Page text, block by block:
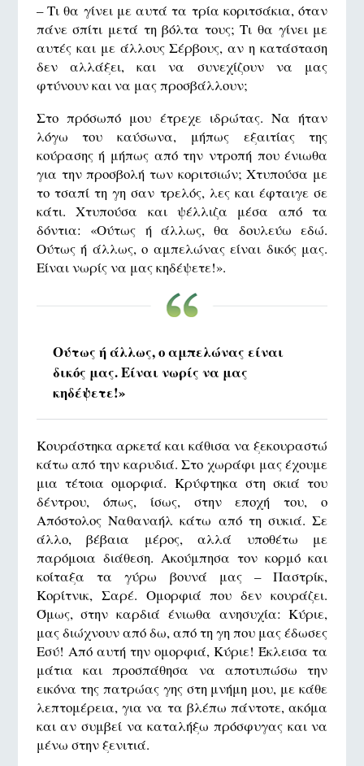
– Τι θα γίνει με αυτά τα τρία κοριτσάκια, όταν
πάνε σπίτι μετά τη βόλτα τους; Τι θα γίνει με
αυτές και με άλλους Σέρβους, αν η κατάσταση
δεν αλλάξει, και να συνεχίζουν να μας
φτύνουν και να μας προσβάλλουν;
Στο πρόσωπό μου έτρεχε ιδρώτας. Να ήταν
λόγω του καύσωνα, μήπως εξαιτίας της
κούρασης ή μήπως από την ντροπή που ένιωθα
για την προσβολή των κοριτσιών; Χτυπούσα με
το τσαπί τη γη σαν τρελός, λες και έφταιγε σε
κάτι. Χτυπούσα και ψέλλιζα μέσα από τα
δόντια: «Ούτως ή άλλως, θα δουλεύω εδώ.
Ούτως ή άλλως, ο αμπελώνας είναι δικός μας.
Είναι νωρίς να μας κηδέψετε!».
Ούτως ή άλλως, ο αμπελώνας είναι
δικός μας. Είναι νωρίς να μας
κηδέψετε!»
Κουράστηκα αρκετά και κάθισα να ξεκουραστώ
κάτω από την καρυδιά. Στο χωράφι μας έχουμε
μια τέτοια ομορφιά. Κρύφτηκα στη σκιά του
δέντρου, όπως, ίσως, στην εποχή του, ο
Απόστολος Ναθαναήλ κάτω από τη συκιά. Σε
άλλο, βέβαια μέρος, αλλά υποθέτω με
παρόμοια διάθεση. Ακούμπησα τον κορμό και
κοίταξα τα γύρω βουνά μας – Παστρίκ,
Κορίτνικ, Σαρέ. Ομορφιά που δεν κουράζει.
Όμως, στην καρδιά ένιωθα ανησυχία: Κύριε,
μας διώχνουν από δω, από τη γη που μας έδωσες
Εσύ! Από αυτή την ομορφιά, Κύριε! Έκλεισα τα
μάτια και προσπάθησα να αποτυπώσω την
εικόνα της πατρώας γης στη μνήμη μου, με κάθε
λεπτομέρεια, για να τα βλέπω πάντοτε, ακόμα
και αν συμβεί να καταλήξω πρόσφυγας και να
μένω στην ξενιτιά.